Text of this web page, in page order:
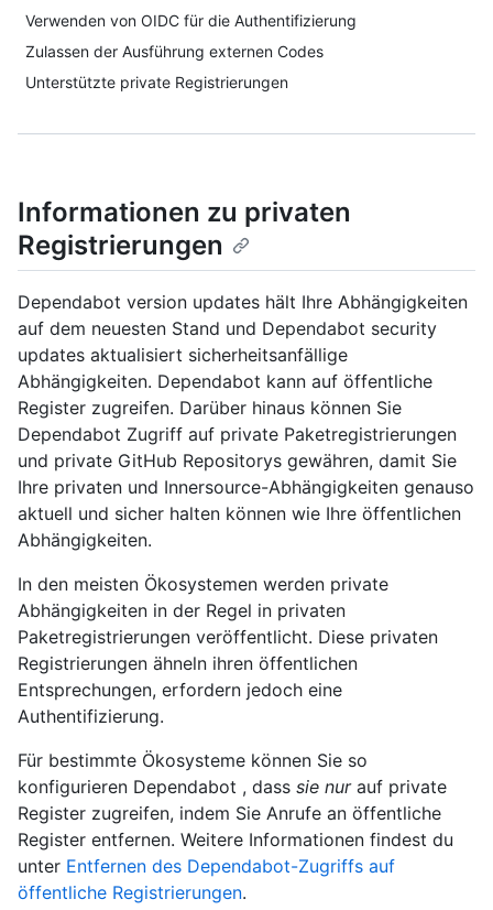
Verwenden von OIDC für die Authentifizierung
Zulassen der Ausführung externen Codes
Unterstützte private Registrierungen
Informationen zu privaten
Registrierungen
Dependabot version updates hält Ihre Abhängigkeiten
auf dem neuesten Stand und Dependabot security
updates aktualisiert sicherheitsanfällige
Abhängigkeiten. Dependabot kann auf öffentliche
Register zugreifen. Darüber hinaus können Sie
Dependabot Zugriff auf private Paketregistrierungen
und private GitHub Repositorys gewähren, damit Sie
Ihre privaten und Innersource-Abhängigkeiten genauso
aktuell und sicher halten können wie Ihre öffentlichen
Abhängigkeiten.
In den meisten Ökosystemen werden private
Abhängigkeiten in der Regel in privaten
Paketregistrierungen veröffentlicht. Diese privaten
Registrierungen ähneln ihren öffentlichen
Entsprechungen, erfordern jedoch eine
Authentifizierung.
Für bestimmte Ökosysteme können Sie so
konfigurieren Dependabot , dass sie nurauf private
Register zugreifen, indem Sie Anrufe an öffentliche
Register entfernen. Weitere Informationen findest du
unter Entfernen des Dependabot-Zugriffs auf
öffentliche Registrierungen.